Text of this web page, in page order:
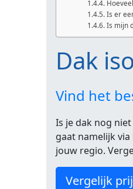
Is er
Is mijn
Dak
Vind het
Is je dak nog
gaat namelijk
jouw regio.
Vergelijk